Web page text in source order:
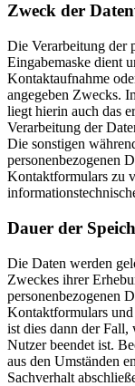
Zweck der
Die Verarbeitung der
Eingabemaske dient
Kontaktaufnahme
angegeben Zwecks.
liegt hierin auch das
Verarbeitung der
Die sonstigen
personenbezogenen
Kontaktformulars zu
Dauer der
Die Daten werden
Zweckes ihrer
personenbezogenen
Kontaktformulars
ist dies dann der
Nutzer beendet ist.
aus den Umständen
Sachverhalt